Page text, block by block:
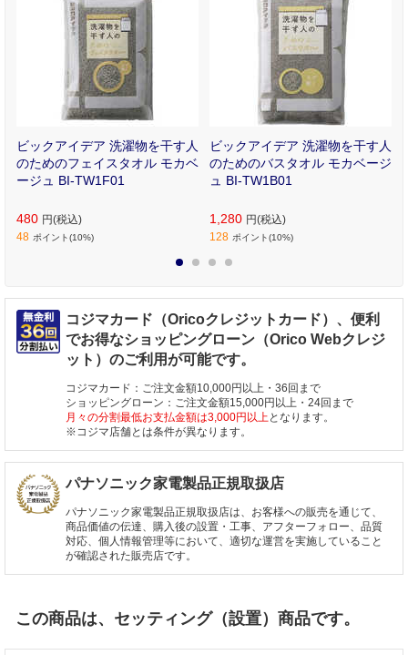
ビックアイデア 洗濯物を干す人
のためのフェイスタオル モカベ
ージュ BI-TW1F01
480 円(税込)
48 ポイント(10%)
ビックアイデア 洗濯物を干す人
のためのバスタオル モカベージ
ュ BI-TW1B01
1,280 円(税込)
128 ポイント(10%)
コジマカード（Oricoクレジットカード）、便利
でお得なショッピングローン（Orico Webクレジ
ット）のご利用が可能です。
コジマカード：ご注文金額10,000円以上・36回まで
ショッピングローン：ご注文金額15,000円以上・24回まで
月々の分割最低お支払金額は3,000円以上となります。
※コジマ店舗とは条件が異なります。
パナソニック家電製品正規取扱店
パナソニック家電製品正規取扱店は、お客様への販売を通じて、
商品価値の伝達、購入後の設置・工事、アフターフォロー、品質
対応、個人情報管理等において、適切な運営を実施していること
が確認された販売店です。
この商品は、セッティング（設置）商品です。